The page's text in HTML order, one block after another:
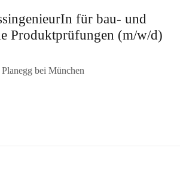
für bau- und
Produktprüfungen (m/w/d)
bei München